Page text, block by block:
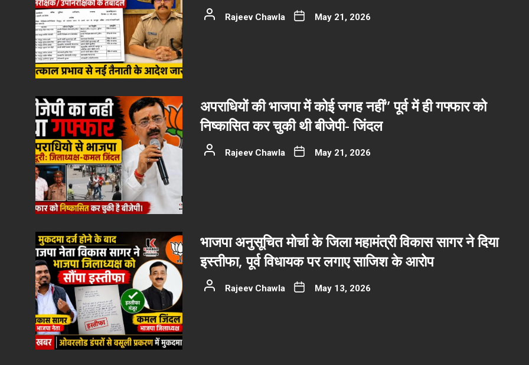
Rajeev Chawla May 21, 2026
अपराधियों की भाजपा में कोई जगह नहीं” पूर्व में ही गफ्फार को
निष्कासित कर चुकी थी बीजेपी- जिंदल
Rajeev Chawla May 21, 2026
भाजपा अनुसूचित मोर्चा के जिला महामंत्री विकास सागर ने दिया
इस्तीफा, पूर्व विधायक पर लगाए साजिश के आरोप
Rajeev Chawla May 13, 2026